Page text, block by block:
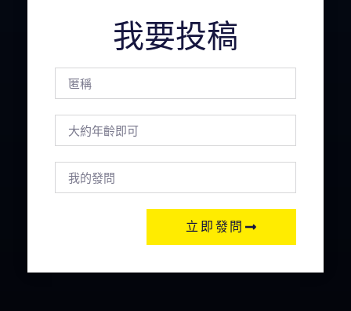
我要投稿
立即發問